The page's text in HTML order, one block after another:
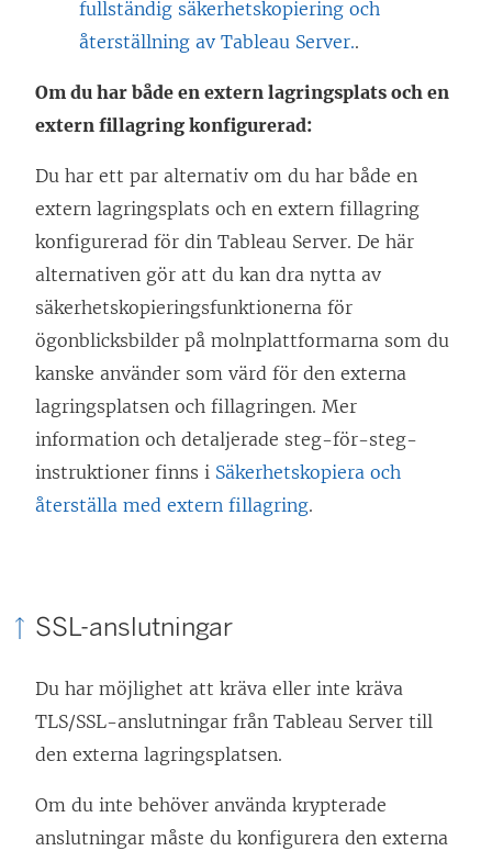
fullständig säkerhetskopiering och
återställning av Tableau Server..
Om du har både en extern lagringsplats och en
extern fillagring konfigurerad:
Du har ett par alternativ om du har både en
extern lagringsplats och en extern fillagring
konfigurerad för din Tableau Server. De här
alternativen gör att du kan dra nytta av
säkerhetskopieringsfunktionerna för
ögonblicksbilder på molnplattformarna som du
kanske använder som värd för den externa
lagringsplatsen och fillagringen. Mer
information och detaljerade steg-för-steg-
instruktioner finns i Säkerhetskopiera och
återställa med extern fillagring.
SSL-anslutningar
Du har möjlighet att kräva eller inte kräva
TLS/SSL-anslutningar från Tableau Server till
den externa lagringsplatsen.
Om du inte behöver använda krypterade
anslutningar måste du konfigurera den externa